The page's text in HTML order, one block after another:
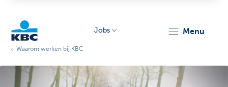
Jobs menu
Waarom werken bij KBC